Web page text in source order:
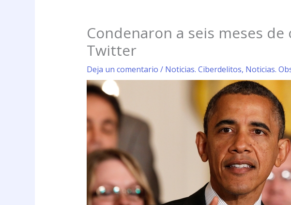
Condenaron a seis meses
Twitter
Deja un comentario / Noticias. Ciberdelitos, Noticias.